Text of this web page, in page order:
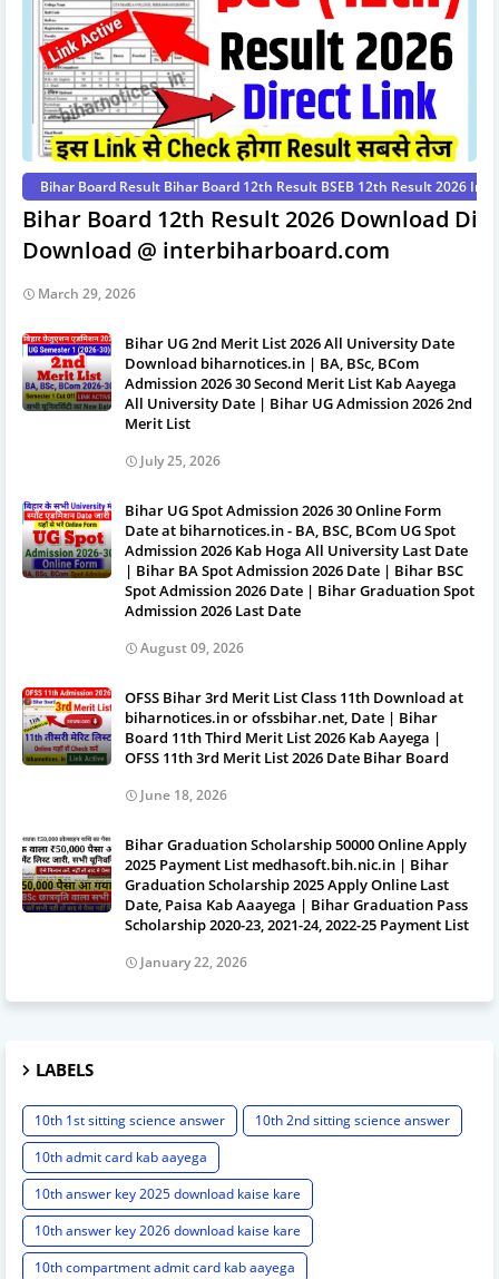
Bihar Board Result Bihar Board 12th Result BSEB 12th Result 2026
Bihar Board 12th Result 2026 Download
Download @ interbiharboard.com
March 29, 2026
Bihar UG 2nd Merit List 2026 All University Date
Download biharnotices.in | BA, BSc, BCom
Admission 2026 30 Second Merit List Kab Aayega
All University Date | Bihar UG Admission 2026 2nd
Merit List
July 25, 2026
Bihar UG Spot Admission 2026 30 Online Form
Date at biharnotices.in - BA, BSC, BCom UG Spot
Admission 2026 Kab Hoga All University Last Date
| Bihar BA Spot Admission 2026 Date | Bihar BSC
Spot Admission 2026 Date | Bihar Graduation Spot
Admission 2026 Last Date
August 09, 2026
OFSS Bihar 3rd Merit List Class 11th Download at
biharnotices.in or ofssbihar.net, Date | Bihar
Board 11th Third Merit List 2026 Kab Aayega |
OFSS 11th 3rd Merit List 2026 Date Bihar Board
June 18, 2026
Bihar Graduation Scholarship 50000 Online Apply
2025 Payment List medhasoft.bih.nic.in | Bihar
Graduation Scholarship 2025 Apply Online Last
Date, Paisa Kab Aaayega | Bihar Graduation Pass
Scholarship 2020-23, 2021-24, 2022-25 Payment List
January 22, 2026
LABELS
10th 1st sitting science answer
10th 2nd sitting science answer
10th admit card kab aayega
10th answer key 2025 download kaise kare
10th answer key 2026 download kaise kare
10th compartment admit card kab aayega